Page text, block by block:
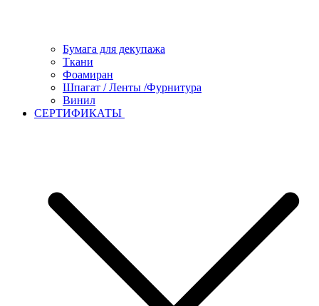
Бумага для декупажа
Ткани
Фоамиран
Шпагат / Ленты /Фурнитура
Винил
СЕРТИФИКАТЫ